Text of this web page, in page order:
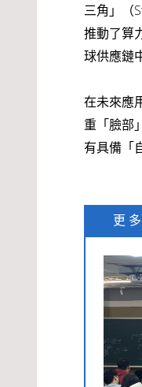
三角」（
推動了算
球供應鏈
在未來應
重「臉部
有具備「
更